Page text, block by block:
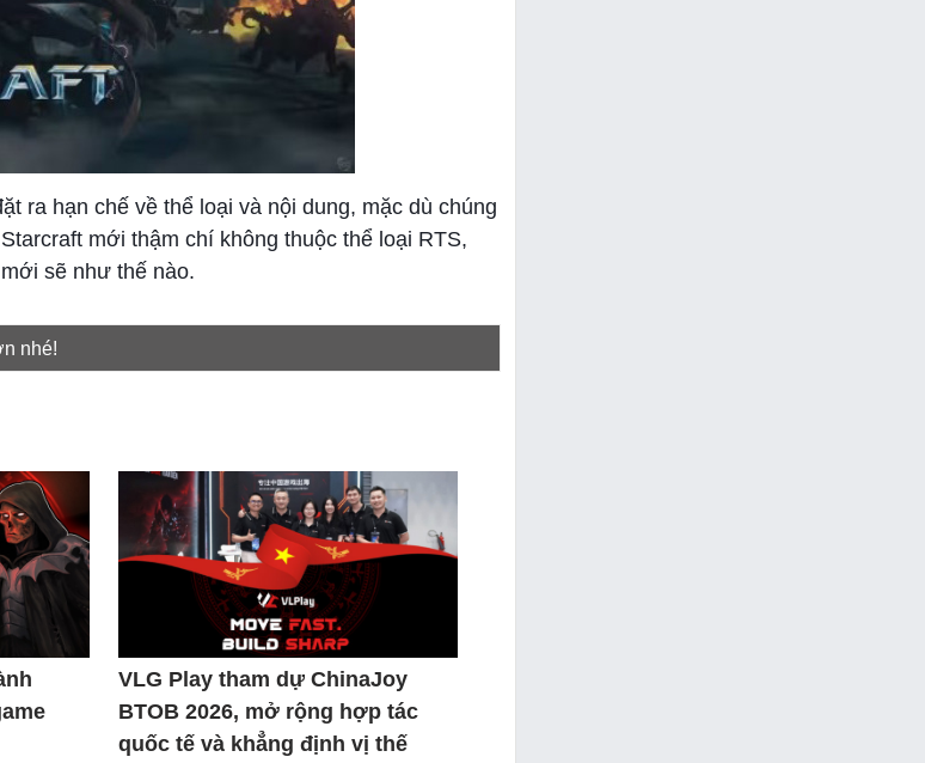
ra hạn chế về thể loại và nội dung, mặc dù chúng
mới thậm chí không thuộc thể loại RTS,
sẽ như thế nào.
nhé!
VLG Play tham dự ChinaJoy
BTOB 2026, mở rộng hợp tác
quốc tế và khẳng định vị thế